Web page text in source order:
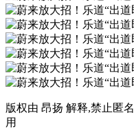
版权由 昂扬 解释,禁止匿
用